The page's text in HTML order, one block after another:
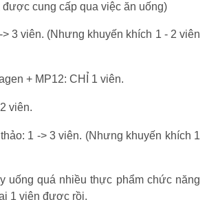
cung cấp qua việc ăn uống)
> 3 viên. (Nhưng khuyến khích 1 - 2 viên
+ MP12: CHỈ 1 viên.
viên.
1 -> 3 viên. (Nhưng khuyến khích 1
uống quá nhiều thực phẩm chức năng
1 viên được rồi.